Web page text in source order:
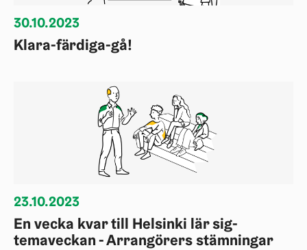
30.10.2023
Klara-färdiga-gå!
23.10.2023
En vecka kvar till Helsinki lär sig-
temaveckan - Arrangörers stämningar